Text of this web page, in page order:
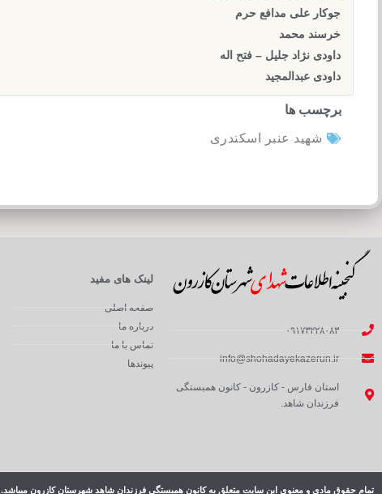
جوکار علی مدافع حرم
خرسند محمد
داودی نژاد جلیل – فتح اله
داودی عبدالمجید
برچسب ها
شهید عنبر اسکندری
۰۹۱۷۳۲۲۸۰۸۳
info@shohadayekazerun.ir
استان فارس - کازرون - کانون همبستگی
فرزندان شاهد.
لینک های مفید
صفحه اصلی
درباره ما
تماس با ما
پیوندها
تمام حقوق مادی و معنوی این سایت متعلق به کانون همبستگی فرزندان شاهد شهرستان کازرون میباشد.